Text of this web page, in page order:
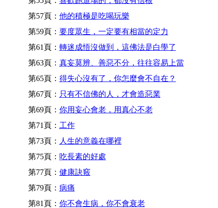
第57頁： 他的積極是吃喝玩樂
第59頁： 要度眾生，一定要有相當的定力
第61頁： 轉迷成悟沒做到，這佛法是白學了
第63頁： 真妄莫辨、善惡不分，往往容易上當
第65頁： 得失心沒有了，你怎麼會不自在？
第67頁： 只有不信佛的人，才會造惡業
第69頁： 你用妄心會老，用真心不老
第71頁： 工作
第73頁： 人生的意義在哪裡
第75頁： 吃長素的好處
第77頁： 健康訣竅
第79頁： 病痛
第81頁： 你不會生病，你不會衰老